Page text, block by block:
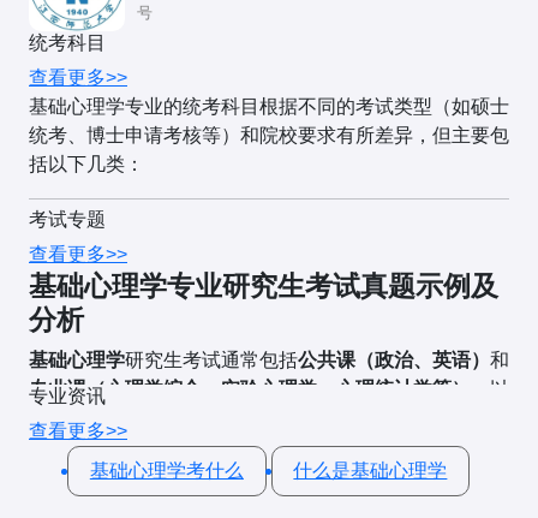
号
统考科目
查看更多>>
基础心理学专业的统考科目根据不同的考试类型（如硕士
统考、博士申请考核等）和院校要求有所差异，但主要包
括以下几类：
一、全国统一考试科目（公共课）
1. 思想政治理论（100分）
考试内容
马克思主义基本原理
时政热点
考试专题
查看更多>>
基础心理学专业研究生考试真题示例及
分析
基础心理学研究生考试通常包括公共课（政治、英语） 和
专业课（心理学综合、实验心理学、心理统计学等）
。以
下是典型院校的考试真题及命题特点分析，供考生参考。
一、公共课真题（全国统考）
专业资讯
查看更多>>
基础心理学考什么
什么是基础心理学